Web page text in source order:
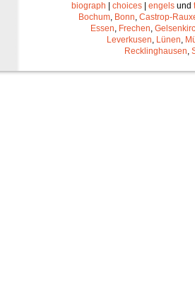
biograph
choices engels und
Bochum, Bonn, Castrop-
Essen, Frechen,
Leverkusen, Lünen,
Recklinghausen,